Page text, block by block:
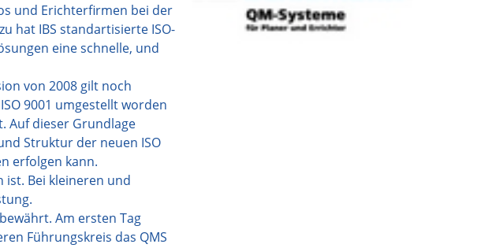
und Erichterfirmen bei der
hat IBS standartisierte ISO-
eine schnelle, und
von 2008 gilt noch
9001 umgestellt worden
Auf dieser Grundlage
Struktur der neuen ISO
erfolgen kann.
ist. Bei kleineren und
Am ersten Tag
Führungskreis das QMS